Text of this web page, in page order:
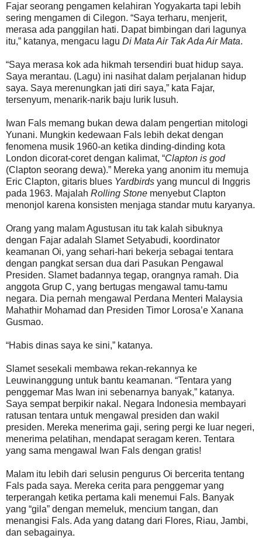
Fajar seorang pengamen kelahiran Yogyakarta tapi lebih
sering mengamen di Cilegon. “Saya terharu, menjerit,
merasa ada panggilan hati. Dapat bimbingan dari lagunya
itu,” katanya, mengacu lagu Di Mata Air Tak Ada Air Mata.
“Saya merasa kok ada hikmah tersendiri buat hidup saya.
Saya merantau. (Lagu) ini nasihat dalam perjalanan hidup
saya. Saya merenungkan jati diri saya,” kata Fajar,
tersenyum, menarik-narik baju lurik lusuh.
Iwan Fals memang bukan dewa dalam pengertian mitologi
Yunani. Mungkin kedewaan Fals lebih dekat dengan
fenomena musik 1960-an ketika dinding-dinding kota
London dicorat-coret dengan kalimat, “Clapton is god
(Clapton seorang dewa).” Mereka yang anonim itu memuja
Eric Clapton, gitaris blues Yardbirds yang muncul di Inggris
pada 1963. Majalah Rolling Stone menyebut Clapton
menonjol karena konsisten menjaga standar mutu karyanya.
Orang yang malam Agustusan itu tak kalah sibuknya
dengan Fajar adalah Slamet Setyabudi, koordinator
keamanan Oi, yang sehari-hari bekerja sebagai tentara
dengan pangkat sersan dua dari Pasukan Pengawal
Presiden. Slamet badannya tegap, orangnya ramah. Dia
anggota Grup C, yang bertugas mengawal tamu-tamu
negara. Dia pernah mengawal Perdana Menteri Malaysia
Mahathir Mohamad dan Presiden Timor Lorosa’e Xanana
Gusmao.
“Habis dinas saya ke sini,” katanya.
Slamet sesekali membawa rekan-rekannya ke
Leuwinanggung untuk bantu keamanan. “Tentara yang
penggemar Mas Iwan ini sebenarnya banyak,” katanya.
Saya sempat berpikir nakal. Negara Indonesia membayari
ratusan tentara untuk mengawal presiden dan wakil
presiden. Mereka menerima gaji, sering pergi ke luar negeri,
menerima pelatihan, mendapat seragam keren. Tentara
yang sama mengawal Iwan Fals dengan gratis!
Malam itu lebih dari selusin pengurus Oi bercerita tentang
Fals pada saya. Mereka cerita para penggemar yang
terperangah ketika pertama kali menemui Fals. Banyak
yang “gila” dengan memeluk, mencium tangan, dan
menangisi Fals. Ada yang datang dari Flores, Riau, Jambi,
dan sebagainya.